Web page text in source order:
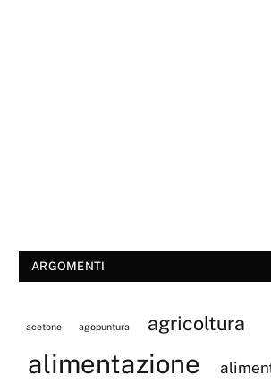
ARGOMENTI
acetone agopuntura agricoltura
alimentazione